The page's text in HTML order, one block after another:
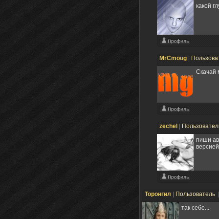
какой
MrCmoug
Скачай
zechel
пиши
Торонгил Пользователь
так себе...